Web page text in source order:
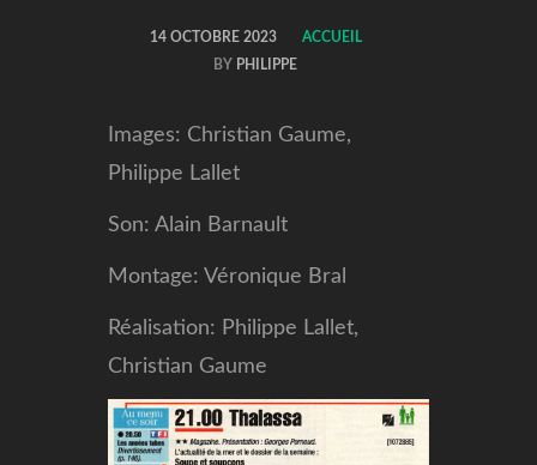
14 OCTOBRE 2023
ACCUEIL
BY PHILIPPE
Images: Christian Gaume,
Philippe Lallet
Son: Alain Barnault
Montage: Véronique Bral
Réalisation: Philippe Lallet,
Christian Gaume